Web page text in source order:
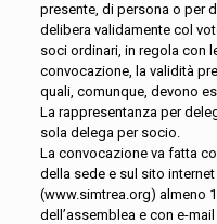
presente, di persona o per
delibera validamente col
soci ordinari, in regola con
convocazione, la validità
quali, comunque, devono
La rappresentanza per
sola delega per socio.
La convocazione va fatta
della sede e sul sito
(www.simtrea.org) almeno
dell’assemblea e con e-